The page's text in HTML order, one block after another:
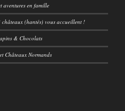
aventures en famille
(hantés) vous accueillent !
& Chocolats
Châteaux Normands